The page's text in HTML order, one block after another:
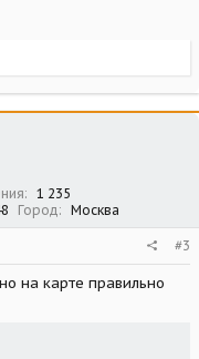
1 235
Город Москва
#3
на карте правильно